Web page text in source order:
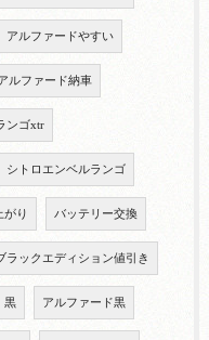
アルファードやすい
ルファード納車
ンゴxtr
シトロエンベルランゴ
がり バッテリー交換
ラックエディション値引き
黒 アルファード黒